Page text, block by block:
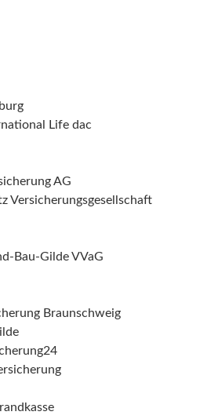
Life dac
AG
Versicherungsgesellschaft
Bau-Gilde VVaG
Braunschweig